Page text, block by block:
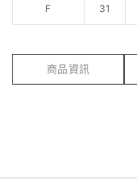
F 31
商品資訊